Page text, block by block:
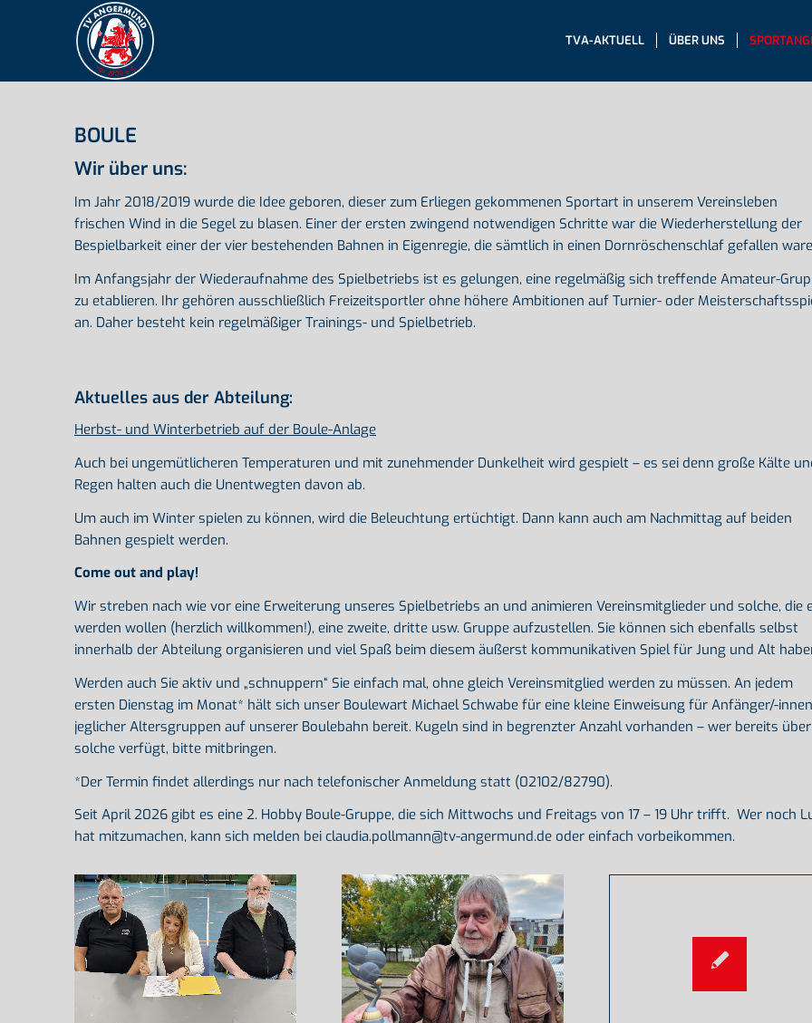
TVA-AKTUELL ÜBER UNS
BOULE
Wir über uns:
Im Jahr 2018/2019 wurde die Idee geboren, dieser zum Erliegen gekommenen Sportart in unserem Vereinsleben
frischen Wind in die Segel zu blasen. Einer der ersten zwingend notwendigen Schritte war die Wiederherstellung der
Bespielbarkeit einer der vier bestehenden Bahnen in Eigenregie, die sämtlich in einen Dornröschenschlaf gefallen
Im Anfangsjahr der Wiederaufnahme des Spielbetriebs ist es gelungen, eine regelmäßig sich treffende Amateur-
zu etablieren. Ihr gehören ausschließlich Freizeitsportler ohne höhere Ambitionen auf Turnier- oder
an. Daher besteht kein regelmäßiger Trainings- und Spielbetrieb.
Aktuelles aus der Abteilung:
Herbst- und Winterbetrieb auf der Boule-Anlage
Auch bei ungemütlicheren Temperaturen und mit zunehmender Dunkelheit wird gespielt – es sei denn große Kälte
Regen halten auch die Unentwegten davon ab.
Um auch im Winter spielen zu können, wird die Beleuchtung ertüchtigt. Dann kann auch am Nachmittag auf beiden
Bahnen gespielt werden.
Come out and play!
Wir streben nach wie vor eine Erweiterung unseres Spielbetriebs an und animieren Vereinsmitglieder und solche, die
werden wollen (herzlich willkommen!), eine zweite, dritte usw. Gruppe aufzustellen. Sie können sich ebenfalls selbst
innerhalb der Abteilung organisieren und viel Spaß beim diesem äußerst kommunikativen Spiel für Jung und Alt
Werden auch Sie aktiv und „schnuppern“ Sie einfach mal, ohne gleich Vereinsmitglied werden zu müssen. An jedem
ersten Dienstag im Monat* hält sich unser Boulewart Michael Schwabe für eine kleine Einweisung für Anfänger/-innen
jeglicher Altersgruppen auf unserer Boulebahn bereit. Kugeln sind in begrenzter Anzahl vorhanden – wer bereits über
solche verfügt, bitte mitbringen.
*Der Termin findet allerdings nur nach telefonischer Anmeldung statt (02102/82790).
Seit April 2026 gibt es eine 2. Hobby Boule-Gruppe, die sich Mittwochs und Freitags von 17 – 19 Uhr trifft. Wer noch
hat mitzumachen, kann sich melden bei claudia.pollmann@tv-angermund.de oder einfach vorbeikommen.